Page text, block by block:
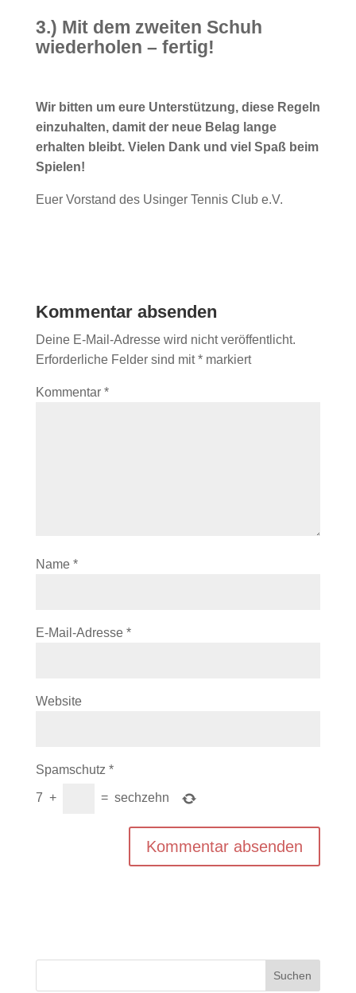
3.) Mit dem zweiten Schuh
wiederholen – fertig!
Wir bitten um eure Unterstützung, diese Regeln
einzuhalten, damit der neue Belag lange
erhalten bleibt. Vielen Dank und viel Spaß beim
Spielen!
Euer Vorstand des Usinger Tennis Club e.V.
Kommentar absenden
Deine E-Mail-Adresse wird nicht veröffentlicht.
Erforderliche Felder sind mit*markiert
Kommentar *
Name *
E-Mail-Adresse *
Website
Spamschutz *
7 + = sechzehn